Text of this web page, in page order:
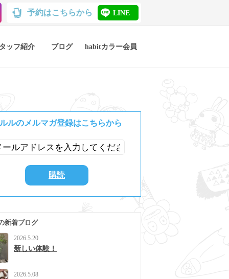
予約はこちらから LINE
ッフ紹介 ブログ habitカラー会員
ルのメルマガ登録はこちらから
新着ブログ
2026.5.20
新しい体験！
2026.5.08